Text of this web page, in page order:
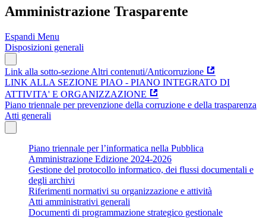
Amministrazione Trasparente
Espandi Menu
Disposizioni generali
Link alla sotto-sezione Altri contenuti/Anticorruzione
LINK ALLA SEZIONE PIAO - PIANO INTEGRATO DI
ATTIVITA' E ORGANIZZAZIONE
Piano triennale per prevenzione della corruzione e della trasparenza
Atti generali
Piano triennale per l’informatica nella Pubblica
Amministrazione Edizione 2024-2026
Gestione del protocollo informatico, dei flussi documentali e
degli archivi
Riferimenti normativi su organizzazione e attività
Atti amministrativi generali
Documenti di programmazione strategico gestionale